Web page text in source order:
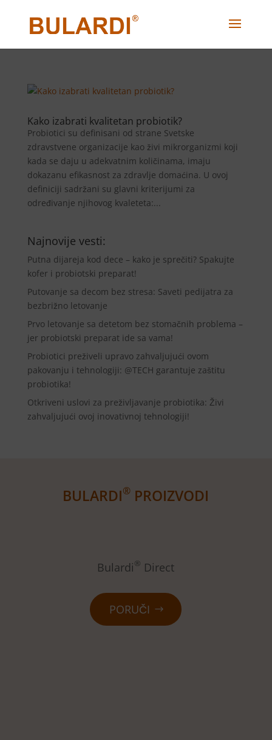
Kako izabrati kvalitetan probiotik?
Probiotici su definisani od strane Svetske
zdravstvene organizacije kao živi mikrorganizmi koji
kada se daju u adekvatnim količinama, imaju
dokazanu efikasnost za zdravlje domaćina. U ovoj
definiciji sadržani su glavni kriterijumi za
određivanje njihovog kvaleteta:...
Najnovije vesti:
Putna dijareja kod dece – kako je sprečiti? Spakujte
kofer i probiotski preparat!
Putovanje sa decom bez stresa: Saveti pedijatra za
bezbrižno letovanje
Prvo letovanje sa detetom bez stomačnih problema –
jer probiotski preparat ide sa vama!
Probiotici preživeli upravo zahvaljujući ovom
pakovanju i tehnologiji: @TECH garantuje zaštitu
probiotika!
Otkriveni uslovi za preživljavanje probiotika: Živi
zahvaljujući ovoj inovativnoj tehnologiji!
BULARDI® PROIZVODI
Bulardi® Direct
PORUČI